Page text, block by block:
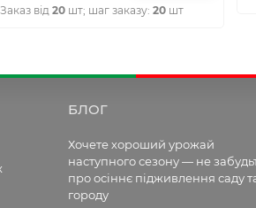
Заказ від 20 шт; шаг заказу: 20 шт
БЛОГ
Хочете хороший урожай
наступного сезону — не
про осіннє підживлення саду
городу